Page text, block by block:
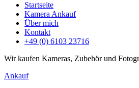
Startseite
Kamera Ankauf
Über mich
Kontakt
+49 (0) 6103 23716
Wir kaufen Kameras, Zubehör und
Ankauf